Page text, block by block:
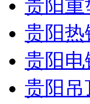
贵阳
贵阳
贵阳
贵阳